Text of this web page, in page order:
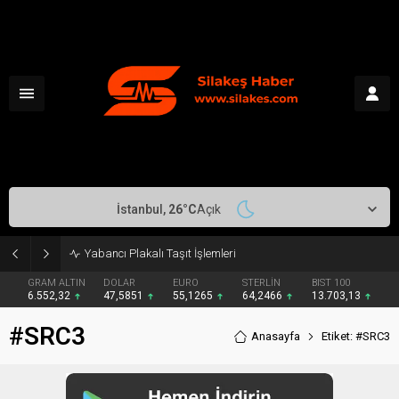
Yabancı Plakalı Taşıt İşlemleri
GRAM ALTIN
6.552,32
DOLAR
47,5851
EURO
55,1265
STERLİN
64,2466
BIST 100
13.703,13
İstanbul, 26°CAçık
#SRC3 Anasayfa Etiket: #SRC3